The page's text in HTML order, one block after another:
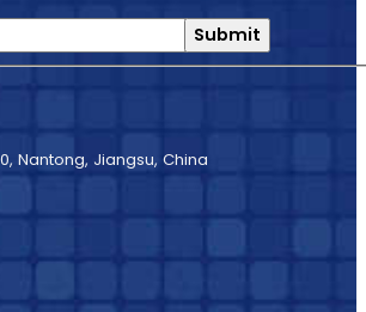
Submit
Nantong, Jiangsu, China